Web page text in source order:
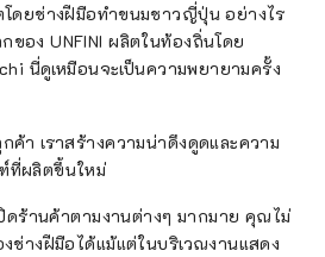
โดยช่างฝีมือทำขนมชาวญี่ปุ่น อย่างไร
อง UNFINI ผลิตในท้องถิ่นโดย
นี่ดูเหมือนจะเป็นความพยายามครั้ง
า เราสร้างความน่าดึงดูดและความ
ที่ผลิตขึ้นใหม่
ดร้านค้าตามงานต่างๆ มากมาย คุณไม่
ช่างฝีมือได้แม้แต่ในบริเวณงานแสดง